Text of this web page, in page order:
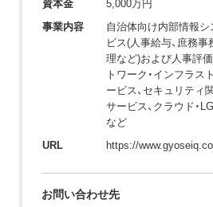
資本金
5,000万円
事業内容
自治体向け内部情報
ビス(人事給与、庶務事
理など)および人事評
トワーク・インフラス
ービス、セキュリティ
サービス、クラウド・
など
URL
https://
お問い合わせ先